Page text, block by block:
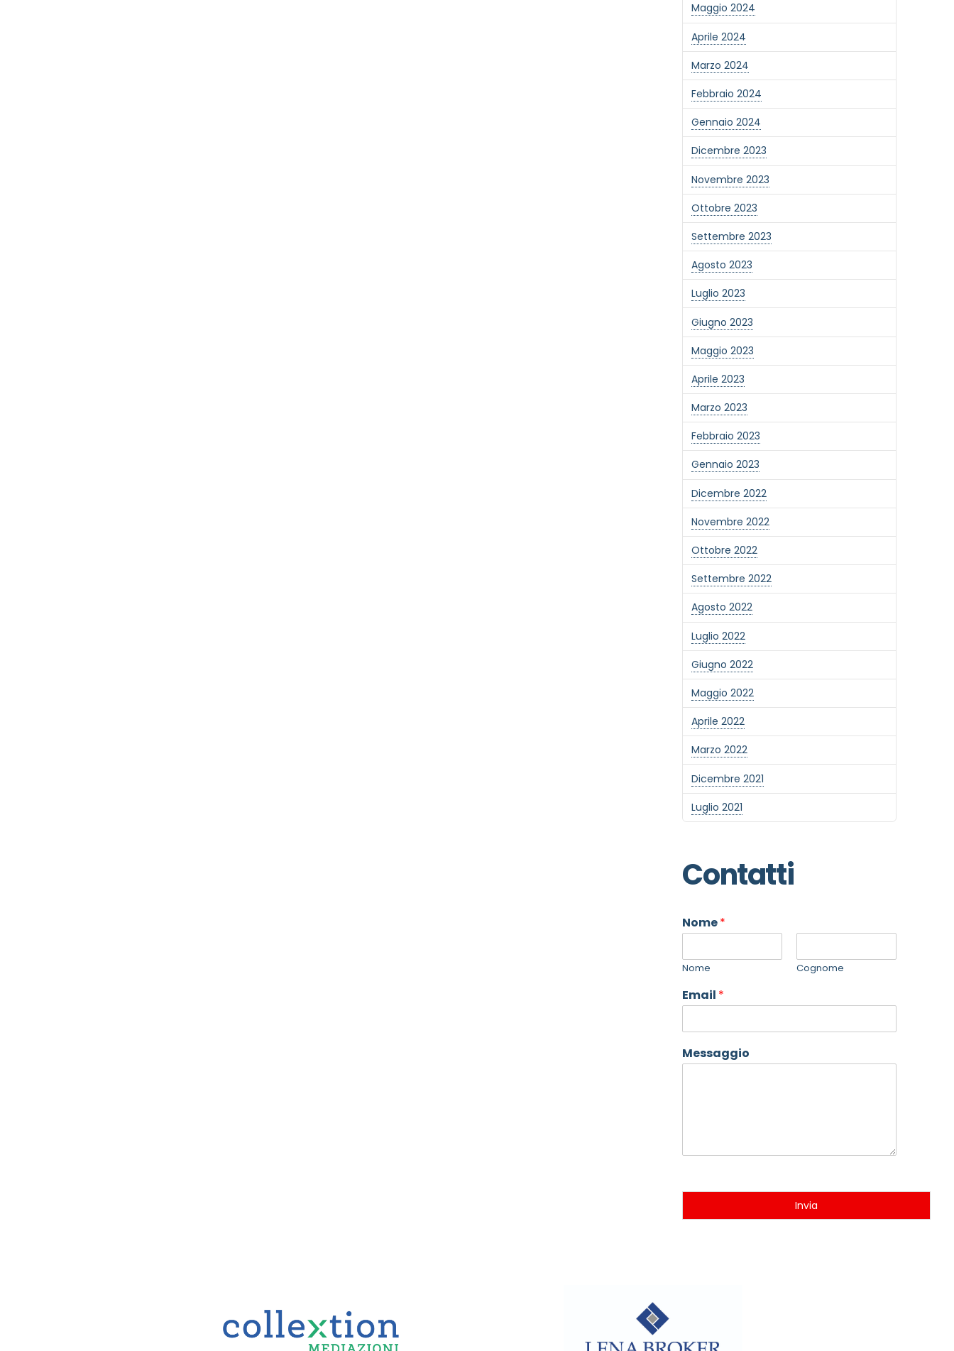
Maggio 2024
Aprile 2024
Marzo 2024
Febbraio 2024
Gennaio 2024
Dicembre 2023
Novembre 2023
Ottobre 2023
Settembre 2023
Agosto 2023
Luglio 2023
Giugno 2023
Maggio 2023
Aprile 2023
Marzo 2023
Febbraio 2023
Gennaio 2023
Dicembre 2022
Novembre 2022
Ottobre 2022
Settembre 2022
Agosto 2022
Luglio 2022
Giugno 2022
Maggio 2022
Aprile 2022
Marzo 2022
Dicembre 2021
Luglio 2021
Contatti
Nome*
Nome Cognome
Email *
Messaggio
Invia
Desidero rimanere aggiornato sulle ultime novità dell'Associazione tramite l'iscrizione alla newsletter